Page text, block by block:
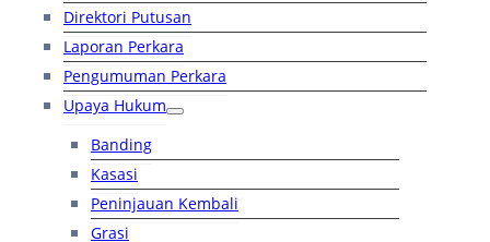
Direktori Putusan
Laporan Perkara
Pengumuman Perkara
Upaya Hukum
Banding
Kasasi
Peninjauan Kembali
Grasi